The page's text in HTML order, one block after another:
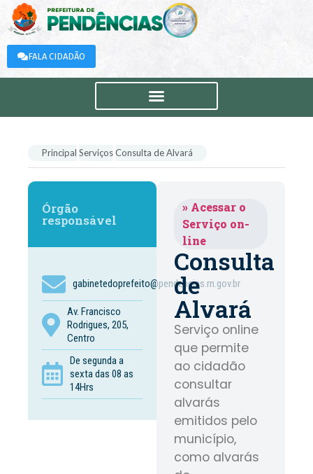
FALA CIDADÃO
Principal ServiçosConsulta de Alvará
Órgão
responsável
gabinetedoprefeito@pendencias.rn.gov.br
Av. Francisco
Rodrigues, 205,
Centro
De segunda a
sexta das 08 as
14Hrs
» Acessar o
Serviço on-
line
Consulta
de
Alvará
Serviço online
que permite
ao cidadão
consultar
alvarás
emitidos pelo
município,
como alvarás